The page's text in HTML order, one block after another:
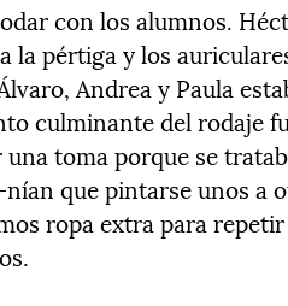
con los alumnos.
la pértiga y los
Andrea y Paula
culminante del rodaje
toma porque se
que pintarse unos a
ropa extra para